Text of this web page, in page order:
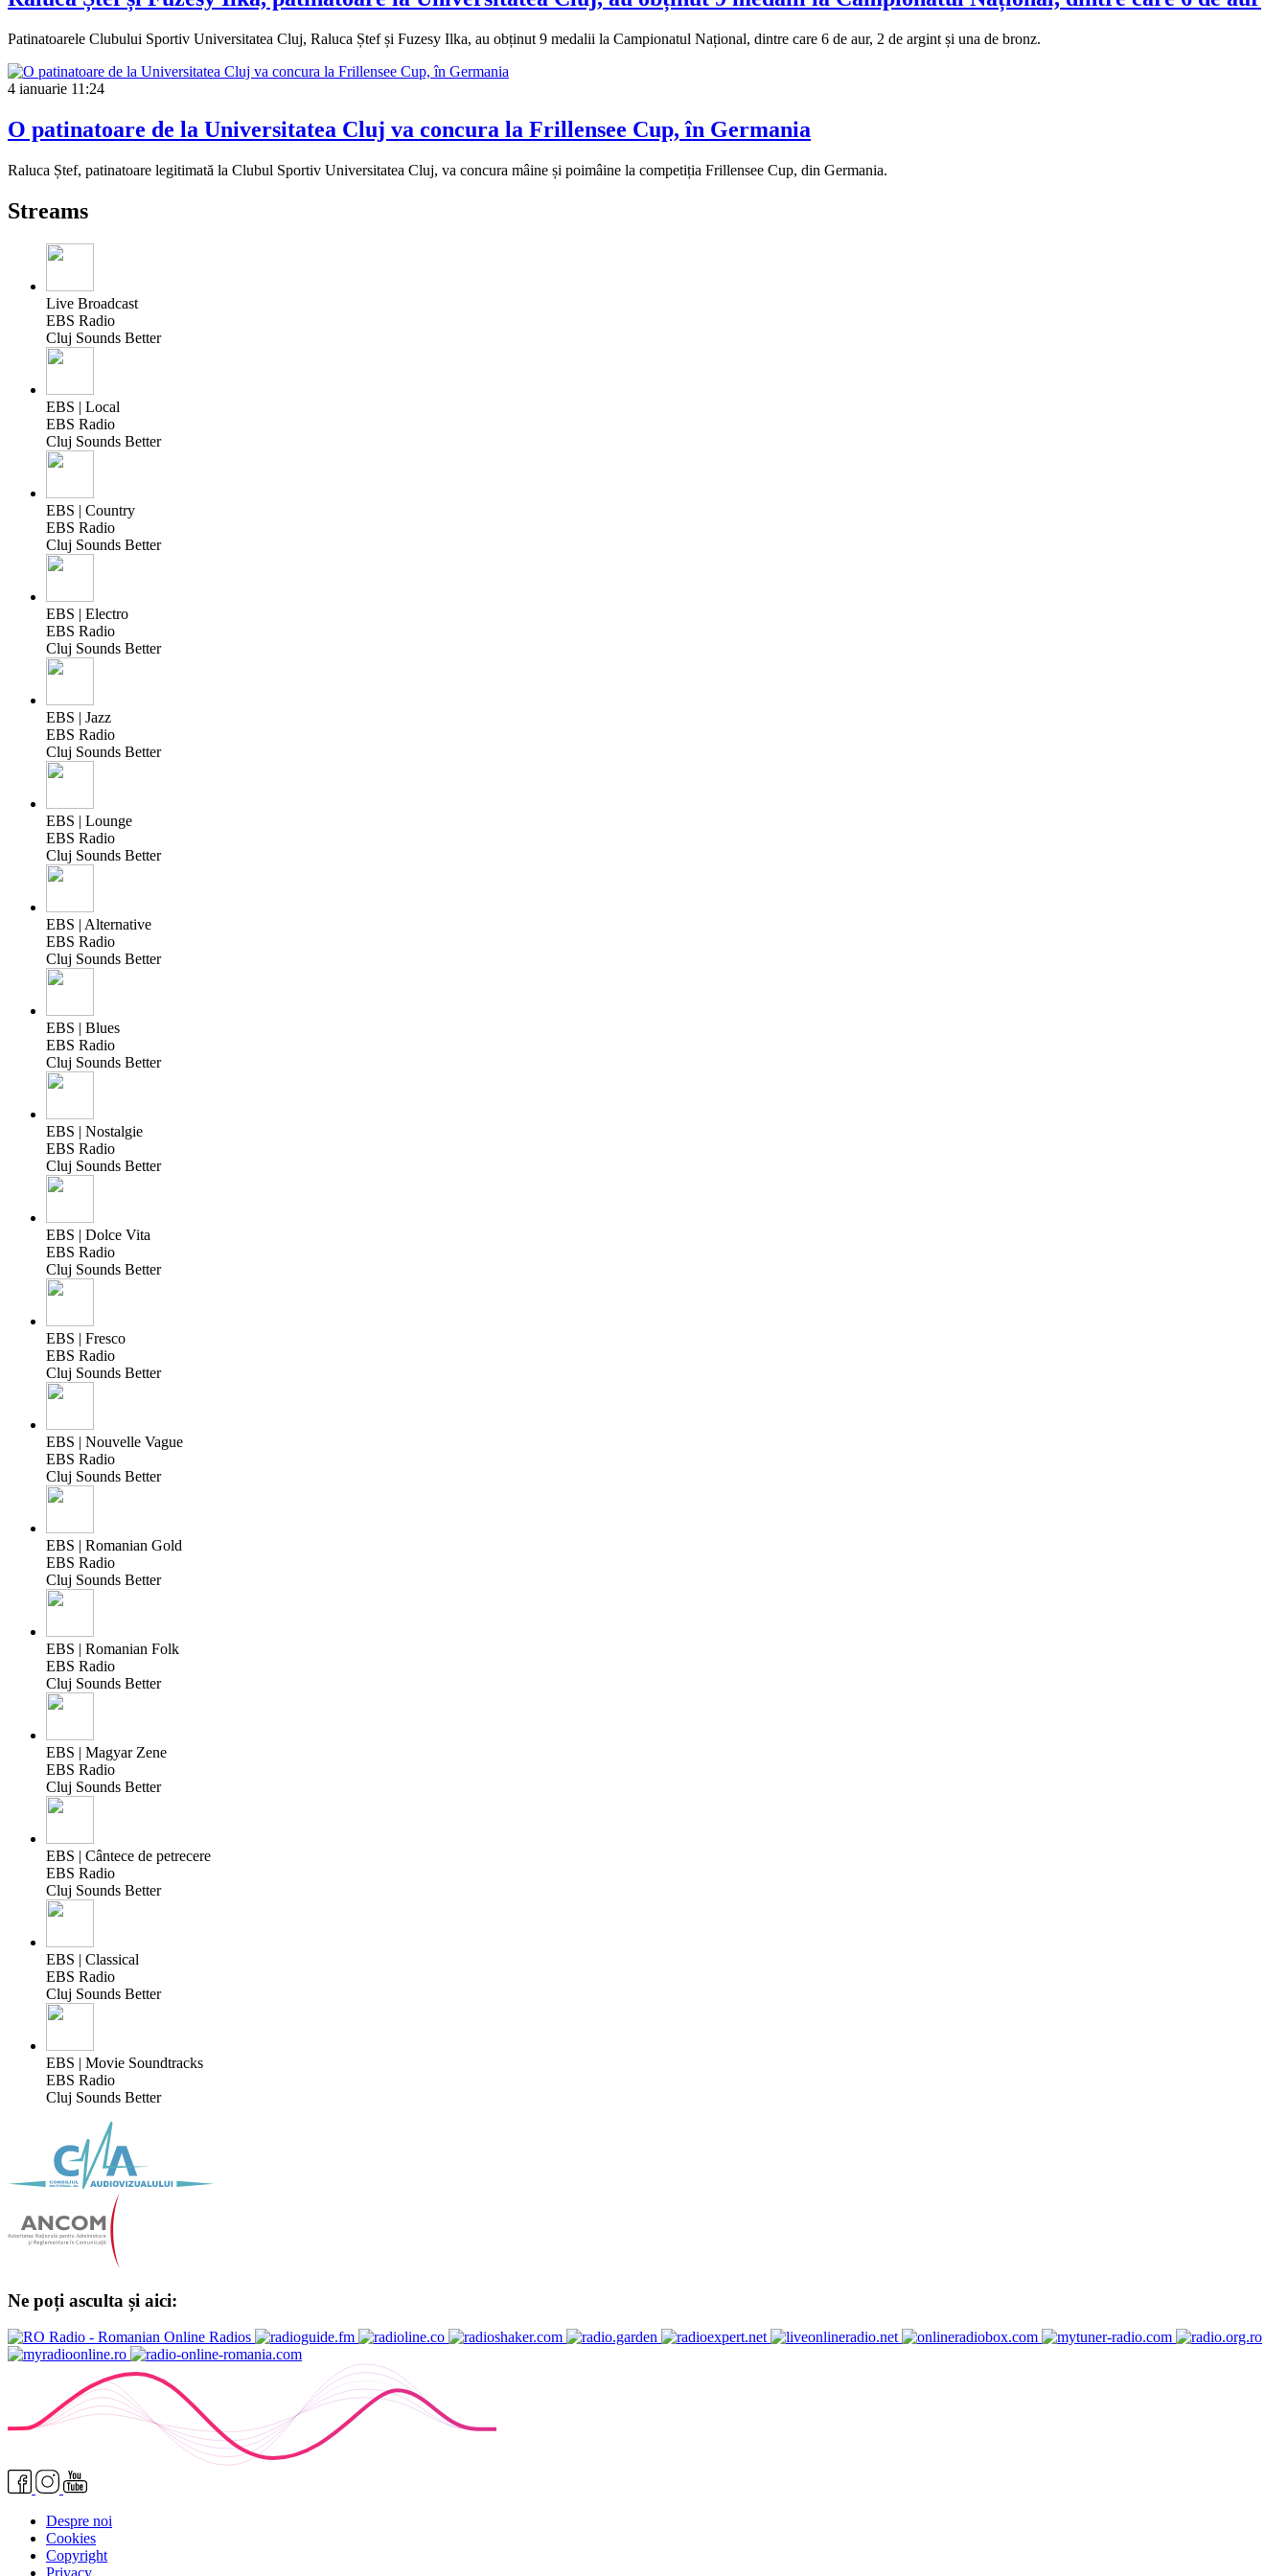
Patinatoarele Clubului Sportiv Universitatea Cluj, Raluca Ștef și Fuzesy Ilka, au obținut 9 medalii la Campionatul Național, dintre care 6 de aur, 2 de argint și una de bronz.
4 ianuarie 11:24
O patinatoare de la Universitatea Cluj va concura la Frillensee Cup, în Germania
Raluca Ștef, patinatoare legitimată la Clubul Sportiv Universitatea Cluj, va concura mâine și poimâine la competiția Frillensee Cup, din Germania.
Streams
Live Broadcast
EBS Radio
Cluj Sounds Better
EBS | Local
EBS Radio
Cluj Sounds Better
EBS | Country
EBS Radio
Cluj Sounds Better
EBS | Electro
EBS Radio
Cluj Sounds Better
EBS | Jazz
EBS Radio
Cluj Sounds Better
EBS | Lounge
EBS Radio
Cluj Sounds Better
EBS | Alternative
EBS Radio
Cluj Sounds Better
EBS | Blues
EBS Radio
Cluj Sounds Better
EBS | Nostalgie
EBS Radio
Cluj Sounds Better
EBS | Dolce Vita
EBS Radio
Cluj Sounds Better
EBS | Fresco
EBS Radio
Cluj Sounds Better
EBS | Nouvelle Vague
EBS Radio
Cluj Sounds Better
EBS | Romanian Gold
EBS Radio
Cluj Sounds Better
EBS | Romanian Folk
EBS Radio
Cluj Sounds Better
EBS | Magyar Zene
EBS Radio
Cluj Sounds Better
EBS | Cântece de petrecere
EBS Radio
Cluj Sounds Better
EBS | Classical
EBS Radio
Cluj Sounds Better
EBS | Movie Soundtracks
EBS Radio
Cluj Sounds Better
Ne poți asculta și aici:
Despre noi
Cookies
Copyright